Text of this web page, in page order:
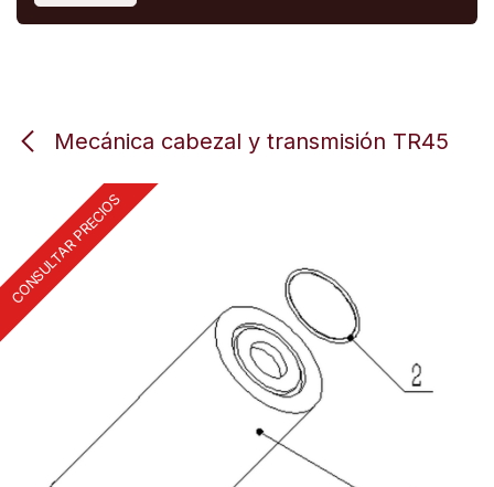
Mecánica cabezal y transmisión TR45
CONSULTAR PRECIOS